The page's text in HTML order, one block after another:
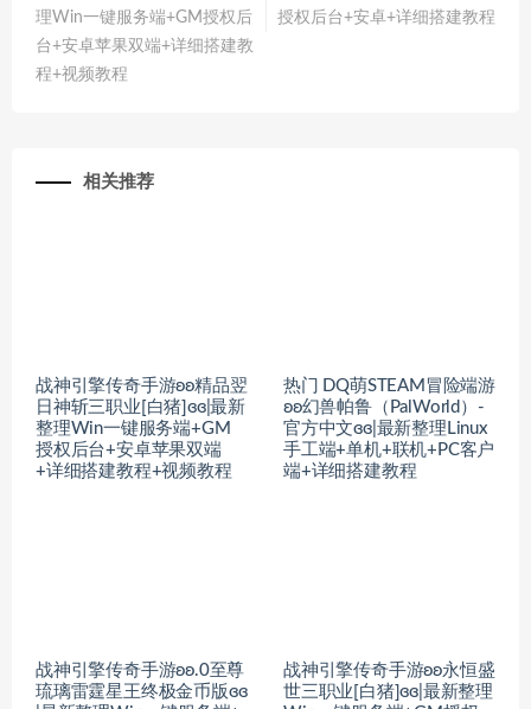
理Win一键服务端+GM授权后
台+安卓苹果双端+详细搭建教
程+视频教程
授权后台+安卓+详细搭建教程
相关推荐
战神引擎传奇手游ʚʚ精品翌
日神斩三职业[白猪]ɞɞ|最新
整理Win一键服务端+GM
授权后台+安卓苹果双端
+详细搭建教程+视频教程
热门 DQ萌STEAM冒险端游
ʚʚ幻兽帕鲁（PalWorld）-
官方中文ɞɞ|最新整理Linux
手工端+单机+联机+PC客户
端+详细搭建教程
战神引擎传奇手游ʚʚ.0至尊
琉璃雷霆星王终极金币版ɞɞ
战神引擎传奇手游ʚʚ永恒盛
世三职业[白猪]ɞɞ|最新整理